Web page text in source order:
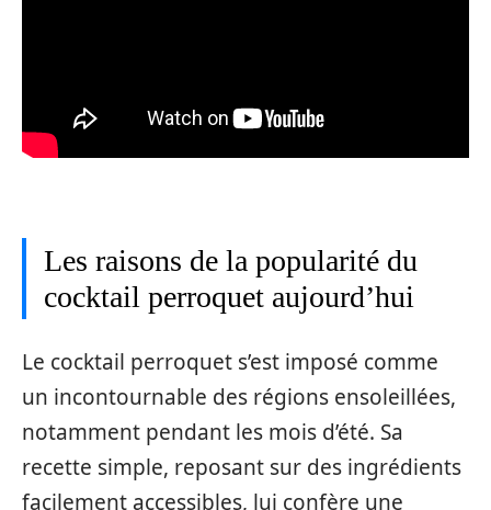
Les raisons de la popularité du
cocktail perroquet aujourd’hui
Le cocktail perroquet s’est imposé comme
un incontournable des régions ensoleillées,
notamment pendant les mois d’été. Sa
recette simple, reposant sur des ingrédients
facilement accessibles, lui confère une